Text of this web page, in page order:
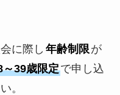
に際し 年齢制限 が
～39歳限定で申し込
。